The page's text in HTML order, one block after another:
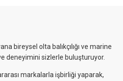
bireysel olta balıkçılığı ve marine
deneyimini sizlerle buluşturuyor.
markalarla işbirliği yaparak,